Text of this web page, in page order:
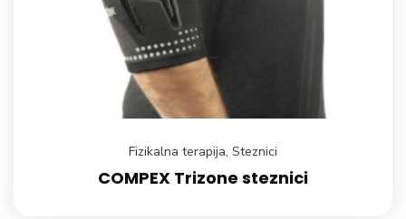
Fizikalna terapija, Steznici
COMPEX Trizone steznici